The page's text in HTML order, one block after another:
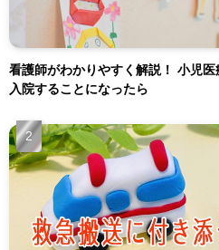
看護師がわかりやすく解説！ 小児
入院することになったら